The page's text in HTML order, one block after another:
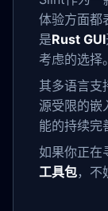
体验方面都
是Rust GUI
考虑的选择。
其多语言支
源受限的嵌
能的持续完
如果你正在
工具包，不